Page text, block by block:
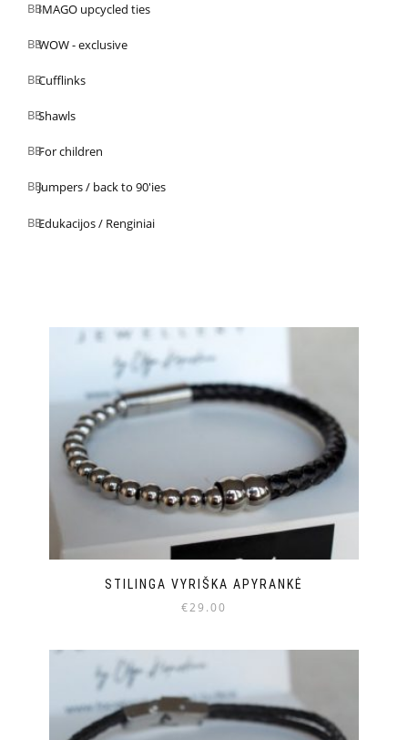
IMAGO upcycled ties
WOW - exclusive
Cufflinks
Shawls
For children
Jumpers / back to 90'ies
Edukacijos / Renginiai
STILINGA VYRIŠKA APYRANKĖ
€29.00